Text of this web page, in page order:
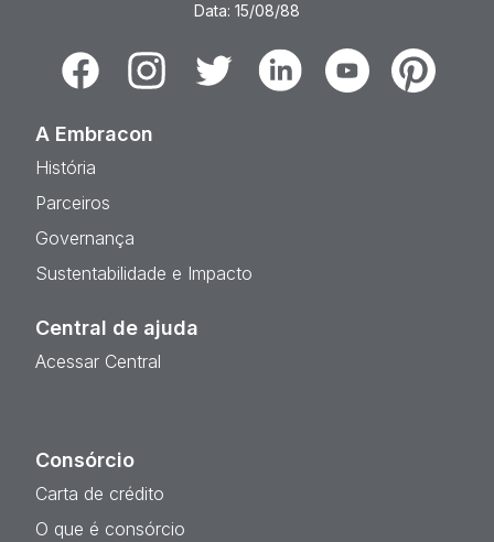
Data: 15/08/88
FacebookInstagramTwitter LinkedinYoutubePinterest
A Embracon
História
Parceiros
Governança
Sustentabilidade e Impacto
Central de ajuda
Acessar Central
Consórcio
Carta de crédito
O que é consórcio